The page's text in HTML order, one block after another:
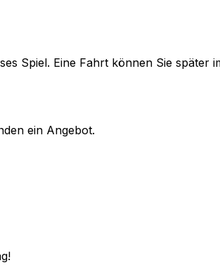
Spiel. Eine Fahrt können Sie später
ein Angebot.
!